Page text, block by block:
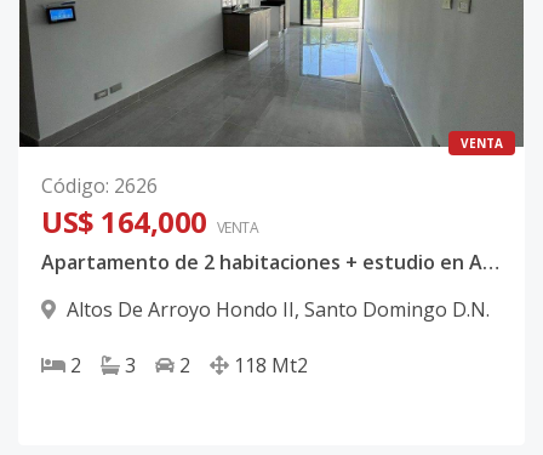
VENTA
Código: 2626
US$ 164,000 VENTA
Apartamento de 2 habitaciones + estudio en Arroyo Hondo II
Altos De Arroyo Hondo II, Santo Domingo D.N.
2 3 2 118 Mt2